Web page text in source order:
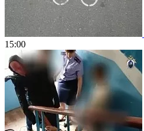
15:00